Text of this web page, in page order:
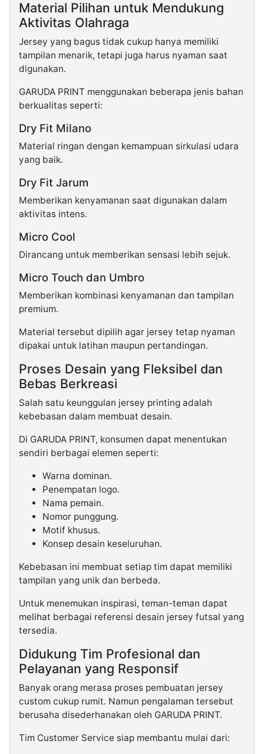
Material Pilihan untuk Mendukung
Aktivitas Olahraga
Jersey yang bagus tidak cukup hanya memiliki
tampilan menarik, tetapi juga harus nyaman saat
digunakan.
GARUDA PRINT menggunakan beberapa jenis bahan
berkualitas seperti:
Dry Fit Milano
Material ringan dengan kemampuan sirkulasi udara
yang baik.
Dry Fit Jarum
Memberikan kenyamanan saat digunakan dalam
aktivitas intens.
Micro Cool
Dirancang untuk memberikan sensasi lebih sejuk.
Micro Touch dan Umbro
Memberikan kombinasi kenyamanan dan tampilan
premium.
Material tersebut dipilih agar jersey tetap nyaman
dipakai untuk latihan maupun pertandingan.
Proses Desain yang Fleksibel dan
Bebas Berkreasi
Salah satu keunggulan jersey printing adalah
kebebasan dalam membuat desain.
Di GARUDA PRINT, konsumen dapat menentukan
sendiri berbagai elemen seperti:
Warna dominan.
Penempatan logo.
Nama pemain.
Nomor punggung.
Motif khusus.
Konsep desain keseluruhan.
Kebebasan ini membuat setiap tim dapat memiliki
tampilan yang unik dan berbeda.
Untuk menemukan inspirasi, teman-teman dapat
melihat berbagai referensi desain jersey futsal yang
tersedia.
Didukung Tim Profesional dan
Pelayanan yang Responsif
Banyak orang merasa proses pembuatan jersey
custom cukup rumit. Namun pengalaman tersebut
berusaha disederhanakan oleh GARUDA PRINT.
Tim Customer Service siap membantu mulai dari: